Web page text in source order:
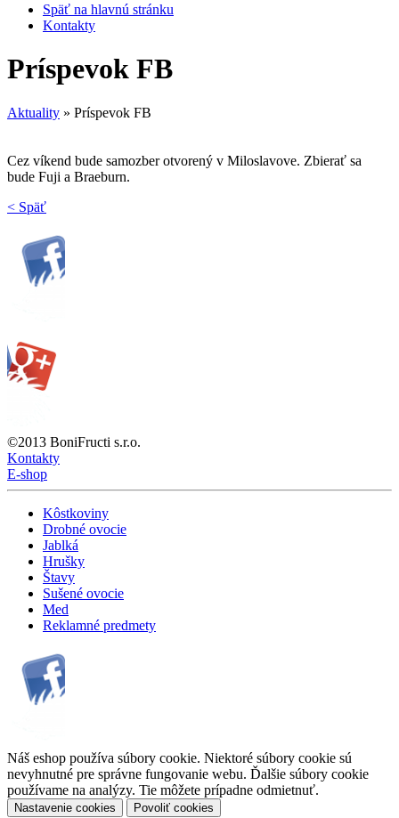
Späť na hlavnú stránku
Kontakty
Príspevok FB
Aktuality » Príspevok FB
Cez víkend bude samozber otvorený v Miloslavove. Zbierať sa
bude Fuji a Braeburn.
< Späť
©2013 BoniFructi s.r.o.
Kontakty
E-shop
Kôstkoviny
Drobné ovocie
Jablká
Hrušky
Štavy
Sušené ovocie
Med
Reklamné predmety
Náš eshop používa súbory cookie. Niektoré súbory cookie sú
nevyhnutné pre správne fungovanie webu. Ďalšie súbory cookie
používame na analýzy. Tie môžete prípadne odmietnuť.
Nastavenie cookies Povoliť cookies